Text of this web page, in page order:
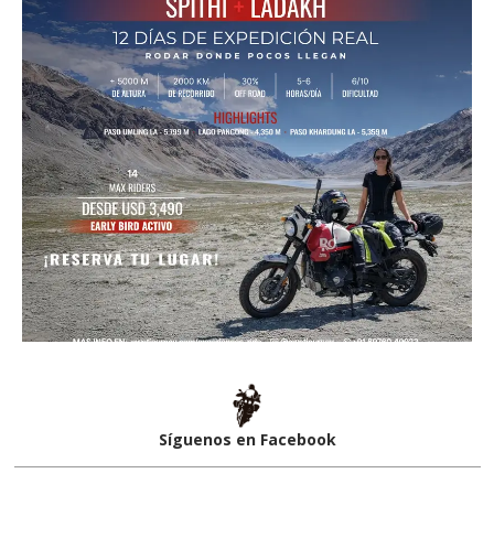
Síguenos en Facebook